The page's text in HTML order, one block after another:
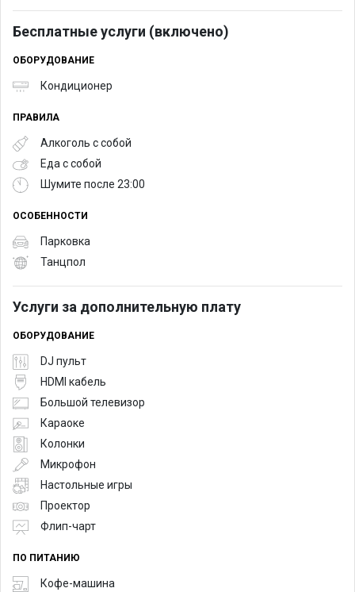
Бесплатные услуги (включено)
ОБОРУДОВАНИЕ
Кондиционер
ПРАВИЛА
Алкоголь с собой
Еда с собой
Шумите после 23:00
ОСОБЕННОСТИ
Парковка
Танцпол
Услуги за дополнительную плату
ОБОРУДОВАНИЕ
DJ пульт
HDMI кабель
Большой телевизор
Караоке
Колонки
Микрофон
Настольные игры
Проектор
Флип-чарт
ПО ПИТАНИЮ
Кофе-машина